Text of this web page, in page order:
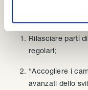
lavoro come
Rilasciare parti
regolari;
“Accogliere i
avanzati dello